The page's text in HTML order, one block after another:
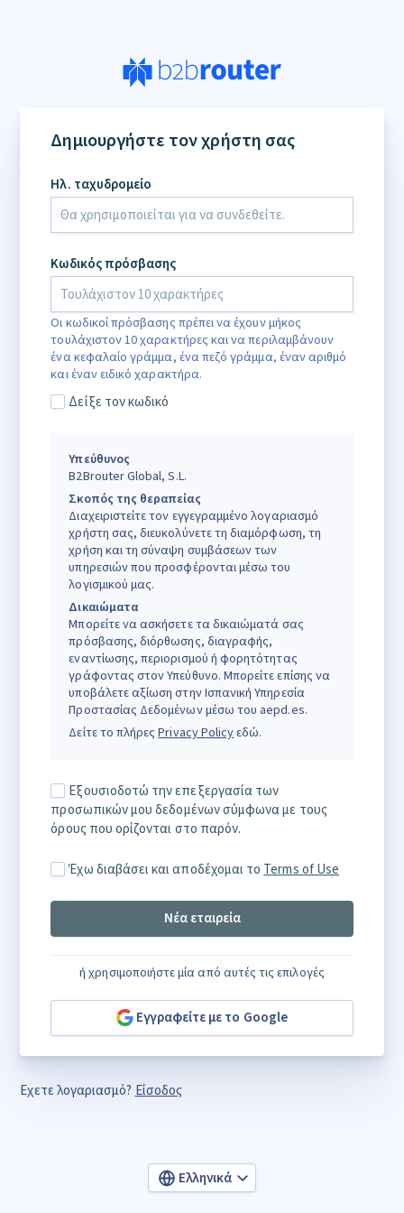
Δημιουργήστε τον χρήστη σας
Ηλ. ταχυδρομείο
Κωδικός πρόσβασης
Οι κωδικοί πρόσβασης πρέπει να έχουν μήκος
τουλάχιστον 10 χαρακτήρες και να περιλαμβάνουν
ένα κεφαλαίο γράμμα, ένα πεζό γράμμα, έναν αριθμό
και έναν ειδικό χαρακτήρα.
Δείξε τον κωδικό
Υπεύθυνος
B2Brouter Global, S.L.
Σκοπός της θεραπείας
Διαχειριστείτε τον εγγεγραμμένο λογαριασμό
χρήστη σας, διευκολύνετε τη διαμόρφωση, τη
χρήση και τη σύναψη συμβάσεων των
υπηρεσιών που προσφέρονται μέσω του
λογισμικού μας.
Δικαιώματα
Μπορείτε να ασκήσετε τα δικαιώματά σας
πρόσβασης, διόρθωσης, διαγραφής,
εναντίωσης, περιορισμού ή φορητότητας
γράφοντας στον Υπεύθυνο. Μπορείτε επίσης να
υποβάλετε αξίωση στην Ισπανική Υπηρεσία
Προστασίας Δεδομένων μέσω του aepd.es.
Δείτε το πλήρεςPrivacy Policyεδώ.
Εξουσιοδοτώ την επεξεργασία των
προσωπικών μου δεδομένων σύμφωνα με τους
όρους που ορίζονται στο παρόν.
Έχω διαβάσει και αποδέχομαι το Terms of Use
Nέα εταιρεία
ή χρησιμοποιήστε μία από αυτές τις επιλογές
Εγγραφείτε με το Google
Εχετε λογαριασμό? Είσοδος
Ελληνικά